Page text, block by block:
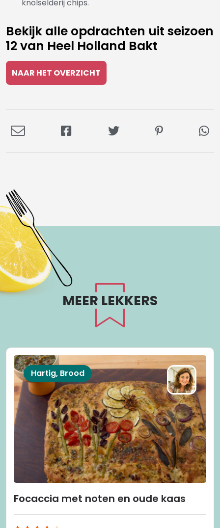
knolselderij chips.
Bekijk alle opdrachten uit seizoen
12 van Heel Holland Bakt
NAAR HET OVERZICHT
Deel
Deel
MEER LEKKERS
Hartig, Brood
Focaccia met noten en oude kaas